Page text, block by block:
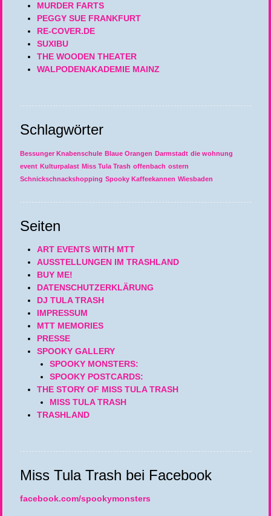
MURDER FARTS
PEGGY SUE FRANKFURT
RE-COVER.DE
SUXIBU
THE WOODEN THEATER
WALPODENAKADEMIE MAINZ
Schlagwörter
Bessunger Knabenschule Blaue Orangen Darmstadt die wohnung
event Kulturpalast Miss Tula Trash offenbach ostern
Schnickschnackshopping Spooky Kaffeekannen Wiesbaden
Seiten
ART EVENTS WITH MTT
AUSSTELLUNGEN IM TRASHLAND
BUY ME!
DATENSCHUTZERKLÄRUNG
DJ TULA TRASH
IMPRESSUM
MTT MEMORIES
PRESSE
SPOOKY GALLERY
SPOOKY MONSTERS:
SPOOKY POSTCARDS:
THE STORY OF MISS TULA TRASH
MISS TULA TRASH
TRASHLAND
Miss Tula Trash bei Facebook
facebook.com/spookymonsters